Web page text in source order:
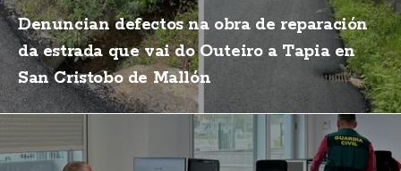
Denuncian defectos na obra de reparación
da estrada que vai do Outeiro a Tapia en
San Cristobo de Mallón